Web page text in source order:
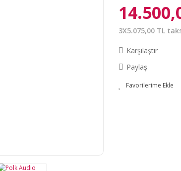
3X5.075,00 TL
Karşılaştır
Paylaş